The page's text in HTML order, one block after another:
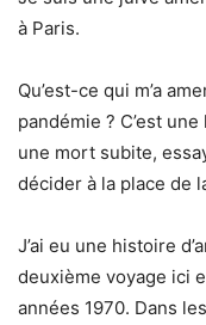
à Paris.
Qu’est-ce qui m’a
pandémie ? C’est
une mort subite,
décider à la place de
J’ai eu une histoire
deuxième voyage ici
années 1970. Dans